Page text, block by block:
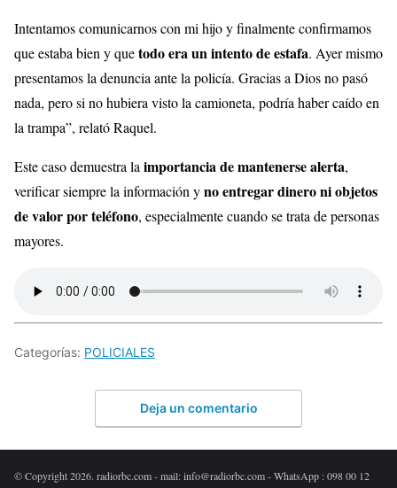
Intentamos comunicarnos con mi hijo y finalmente confirmamos
que estaba bien y quetodo era un intento de estafa. Ayer mismo
presentamos la denuncia ante la policía. Gracias a Dios no pasó
nada, pero si no hubiera visto la camioneta, podría haber caído en
la trampa”, relató Raquel.
Este caso demuestra la importancia de mantenerse alerta,
verificar siempre la información yno entregar dinero ni objetos
de valor por teléfono, especialmente cuando se trata de personas
mayores.
Categorías: POLICIALES
Deja un comentario
© Copyright 2026. radiorbc.com - mail: info@radiorbc.com - WhatsApp : 098 00 12